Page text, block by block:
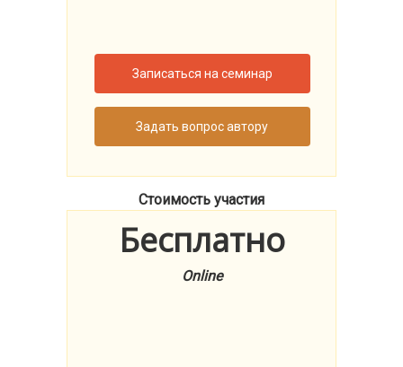
Записаться на семинар
Задать вопрос автору
Стоимость участия
Бесплатно
Online